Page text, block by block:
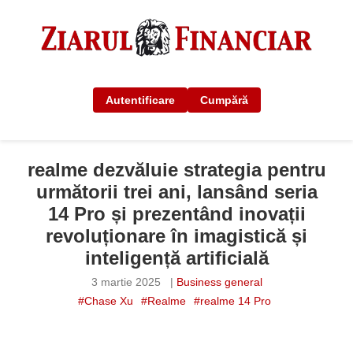
Autentificare Cumpără
realme dezvăluie strategia pentru
următorii trei ani, lansând seria
14 Pro și prezentând inovații
revoluționare în imagistică și
inteligență artificială
3 martie 2025 | Business general
#Chase Xu
#Realme #realme 14 Pro